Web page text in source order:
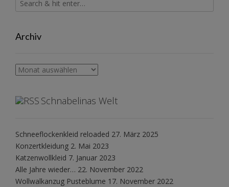
Archiv
Archiv
Schnabelinas Welt
Schneeflockenkleid reloaded 27. März 2025
Konzertkleidung 2. Mai 2023
Katzenwollkleid 7. Januar 2023
Alle Jahre wieder… 22. November 2022
Wollwalkanzug Pusteblume 17. November 2022